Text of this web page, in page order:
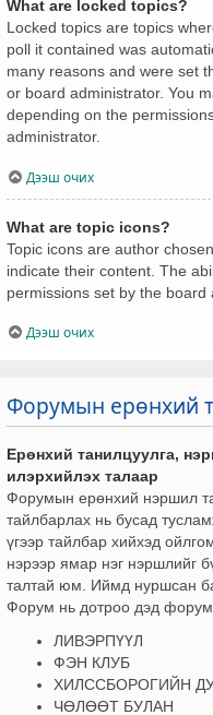
What are locked topics?
Locked topics are topics
poll it contained was
many reasons and were set
or board administrator. You
depending on the
administrator.
Дээш очих
What are topic icons?
Topic icons are author
indicate their content. The
permissions set by the board
Дээш очих
Форумын ерөнхий
Ерөнхий танилцуулга,
илэрхийлэх талаар
Форумын ерөнхий нэршил
тайлбарлах нь бусад
үгээр тайлбар хийхэд
нэрээр ямар нэг нэршлийг
талтай юм. Иймд нуршсан
Форум нь дотроо дэд
ЛИВЭРПҮҮЛ
ФЭН КЛУБ
ХИЛССБОРОГИЙН
ЧӨЛӨӨТ БУЛАН